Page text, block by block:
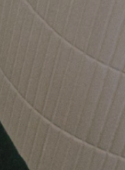
RECHERCHE